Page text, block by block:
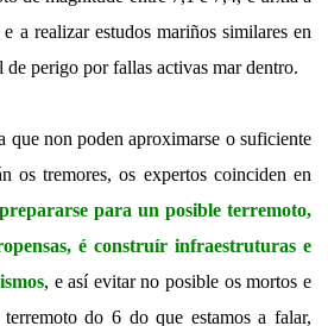
a realizar estudos mariños similares en
perigo por fallas activas mar dentro.
que non poden aproximarse o suficiente
os tremores, os expertos coinciden en
para un posible terremoto,
é construír infraestruturas e
, e así evitar no posible os mortos e
do 6 do que estamos a falar,